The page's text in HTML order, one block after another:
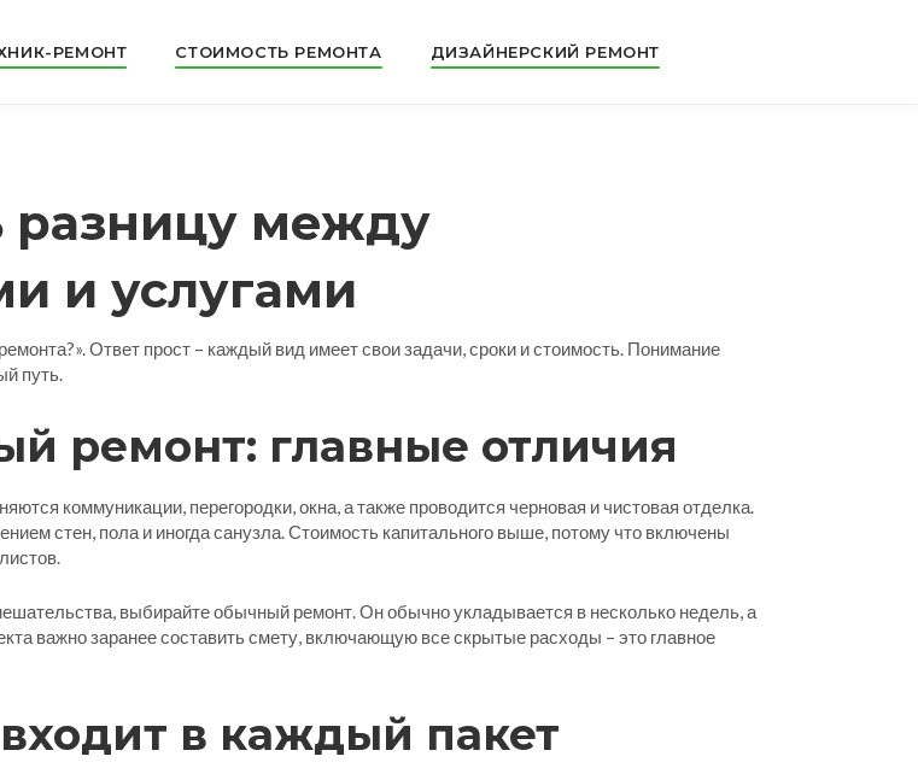
РЕМОНТ СТОИМОСТЬ РЕМОНТА ДИЗАЙНЕРСКИЙ РЕМОНТ
разницу между
и услугами
Ответ прост – каждый вид имеет свои задачи, сроки и стоимость. Понимание
путь.
ремонт: главные отличия
коммуникации, перегородки, окна, а также проводится черновая и чистовая отделка.
стен, пола и иногда санузла. Стоимость капитального выше, потому что включены
выбирайте обычный ремонт. Он обычно укладывается в несколько недель, а
важно заранее составить смету, включающую все скрытые расходы – это главное
в каждый пакет